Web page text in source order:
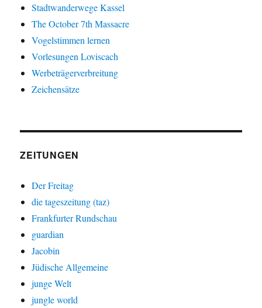
Stadtwanderwege Kassel
The October 7th Massacre
Vogelstimmen lernen
Vorlesungen Loviscach
Werbeträgerverbreitung
Zeichensätze
ZEITUNGEN
Der Freitag
die tageszeitung (taz)
Frankfurter Rundschau
guardian
Jacobin
Jüdische Allgemeine
junge Welt
jungle world